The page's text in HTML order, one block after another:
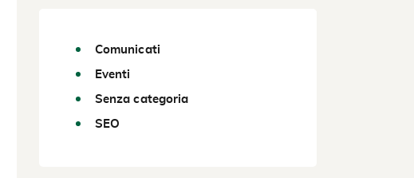
Comunicati
Eventi
Senza categoria
SEO